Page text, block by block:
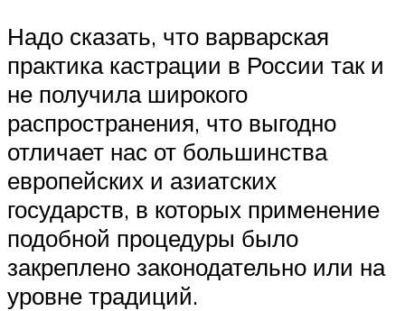
Надо сказать, что варварская
практика кастрации в России так и
не получила широкого
распространения, что выгодно
отличает нас от большинства
европейских и азиатских
государств, в которых применение
подобной процедуры было
закреплено законодательно или на
уровне традиций.